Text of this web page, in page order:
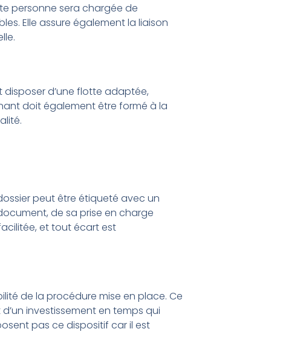
personne sera chargée de
Elle assure également la liaison
d’une flotte adaptée,
doit également être formé à la
peut être étiqueté avec un
de sa prise en charge
et tout écart est
de la procédure mise en place. Ce
investissement en temps qui
pas ce dispositif car il est